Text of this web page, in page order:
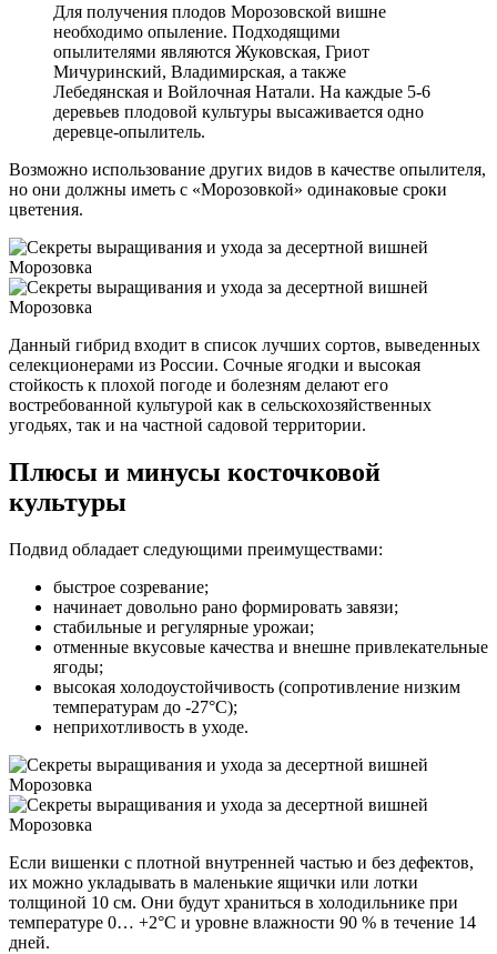
Для получения плодов Морозовской вишне
необходимо опыление. Подходящими
опылителями являются Жуковская, Гриот
Мичуринский, Владимирская, а также
Лебедянская и Войлочная Натали. На каждые 5-6
деревьев плодовой культуры высаживается одно
деревце-опылитель.
Возможно использование других видов в качестве опылителя,
но они должны иметь с «Морозовкой» одинаковые сроки
цветения.
Данный гибрид входит в список лучших сортов, выведенных
селекционерами из России. Сочные ягодки и высокая
стойкость к плохой погоде и болезням делают его
востребованной культурой как в сельскохозяйственных
угодьях, так и на частной садовой территории.
Плюсы и минусы косточковой
культуры
Подвид обладает следующими преимуществами:
быстрое созревание;
начинает довольно рано формировать завязи;
стабильные и регулярные урожаи;
отменные вкусовые качества и внешне привлекательные
ягоды;
высокая холодоустойчивость (сопротивление низким
температурам до -27°C);
неприхотливость в уходе.
Если вишенки с плотной внутренней частью и без дефектов,
их можно укладывать в маленькие ящички или лотки
толщиной 10 см. Они будут храниться в холодильнике при
температуре 0… +2°C и уровне влажности 90 % в течение 14
дней.